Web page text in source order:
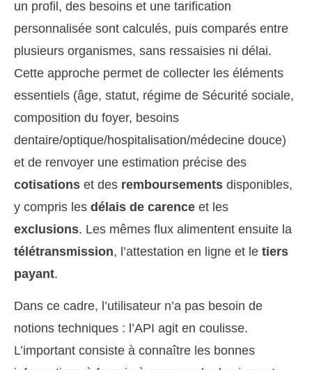
un profil, des besoins et une tarification
personnalisée sont calculés, puis comparés entre
plusieurs organismes, sans ressaisies ni délai.
Cette approche permet de collecter les éléments
essentiels (âge, statut, régime de Sécurité sociale,
composition du foyer, besoins
dentaire/optique/hospitalisation/médecine douce)
et de renvoyer une estimation précise des
cotisations et des remboursements disponibles,
y compris les délais de carence et les
exclusions. Les mêmes flux alimentent ensuite la
télétransmission, l’attestation en ligne et le tiers
payant.
Dans ce cadre, l’utilisateur n’a pas besoin de
notions techniques : l’API agit en coulisse.
L’important consiste à connaître les bonnes